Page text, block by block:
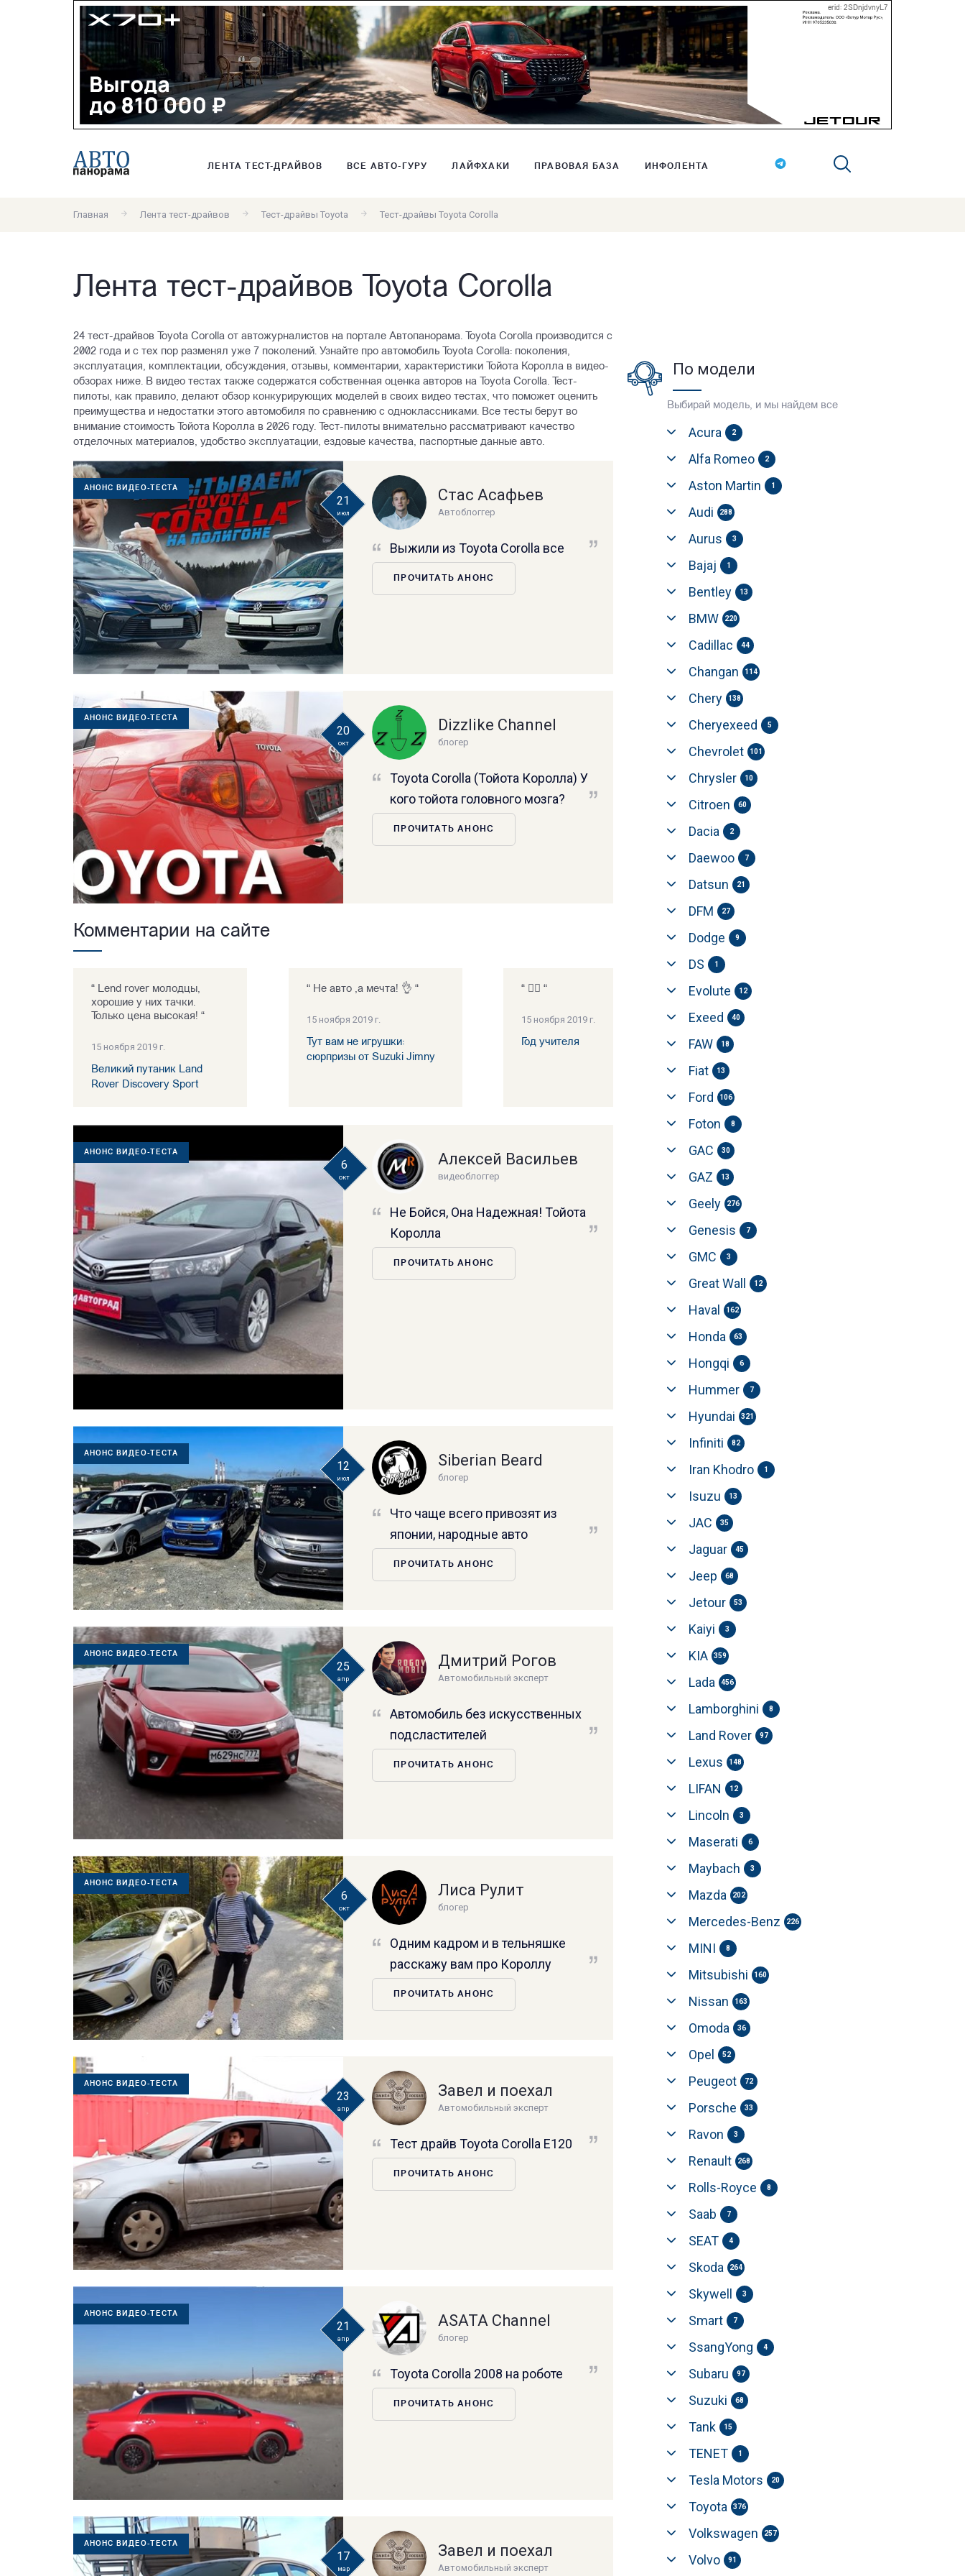
erid: 2SDnjdvnyL7
ЛЕНТА ТЕСТ-ДРАЙВОВ ВСЕ АВТО-ГУРУ ЛАЙФХАКИ ПРАВОВАЯ БАЗА ИНФОЛЕНТА
Главная Лента тест-драйвов Тест-драйвы Toyota Тест-драйвы Toyota Corolla
Лента тест-драйвов Toyota Corolla
24 тест-драйвов Toyota Corolla от автожурналистов на портале Автопанорама. Toyota Corolla производится с
2002 года и с тех пор разменял уже 7 поколений. Узнайте про автомобиль Toyota Corolla: поколения,
эксплуатация, комплектации, обсуждения, отзывы, комментарии, характеристики Тойота Королла в видео-
обзорах ниже. В видео тестах также содержатся собственная оценка авторов на Toyota Corolla. Тест-
пилоты, как правило, делают обзор конкурирующих моделей в своих видео тестах, что поможет оценить
преимущества и недостатки этого автомобиля по сравнению с одноклассниками. Все тесты берут во
внимание стоимость Тойота Королла в 2026 году. Тест-пилоты внимательно рассматривают качество
отделочных материалов, удобство эксплуатации, ездовые качества, паспортные данные авто.
АНОНС ВИДЕО-ТЕСТА
21
июл
Стас Асафьев
Автоблоггер
Выжили из Toyota Corolla все
ПРОЧИТАТЬ АНОНС
АНОНС ВИДЕО-ТЕСТА
20
окт
Dizzlike Channel
блогер
Toyota Corolla (Тойота Королла) У
кого тойота головного мозга?
ПРОЧИТАТЬ АНОНС
Комментарии на сайте
“ Lend rover молодцы,
хорошие у них тачки.
Только цена высокая! “
15 ноября 2019 г.
Великий путаник Land
Rover Discovery Sport
“ Не авто ,а мечта! 👌 “
15 ноября 2019 г.
Тут вам не игрушки:
сюрпризы от Suzuki Jimny
“ 👍🏻 “
15 ноября 2019 г.
Год учителя
АНОНС ВИДЕО-ТЕСТА
6
окт
Алексей Васильев
видеоблоггер
Не Бойся, Она Надежная! Тойота
Королла
ПРОЧИТАТЬ АНОНС
АНОНС ВИДЕО-ТЕСТА
12
июл
Siberian Beard
блогер
Что чаще всего привозят из
японии, народные авто
ПРОЧИТАТЬ АНОНС
АНОНС ВИДЕО-ТЕСТА
25
апр
Дмитрий Рогов
Автомобильный эксперт
Автомобиль без искусственных
подсластителей
ПРОЧИТАТЬ АНОНС
АНОНС ВИДЕО-ТЕСТА
6
окт
Лиса Рулит
блогер
Одним кадром и в тельняшке
расскажу вам про Короллу
ПРОЧИТАТЬ АНОНС
АНОНС ВИДЕО-ТЕСТА
23
апр
Завел и поехал
Автомобильный эксперт
Тест драйв Toyota Corolla E120
ПРОЧИТАТЬ АНОНС
АНОНС ВИДЕО-ТЕСТА
21
апр
ASATA Channel
блогер
Toyota Corolla 2008 на роботе
ПРОЧИТАТЬ АНОНС
АНОНС ВИДЕО-ТЕСТА
17
мар
Завел и поехал
Автомобильный эксперт
По модели
Выбирай модель, и мы найдем все
Acura 2
Alfa Romeo 2
Aston Martin 1
Audi 288
Aurus 3
Bajaj 1
Bentley 13
BMW 220
Cadillac 44
Changan 114
Chery 138
Cheryexeed 5
Chevrolet 101
Chrysler 10
Citroen 60
Dacia 2
Daewoo 7
Datsun 21
DFM 27
Dodge 9
DS 1
Evolute 12
Exeed 40
FAW 18
Fiat 13
Ford 106
Foton 8
GAC 30
GAZ 13
Geely 276
Genesis 7
GMC 3
Great Wall 12
Haval 162
Honda 63
Hongqi 6
Hummer 7
Hyundai 321
Infiniti 82
Iran Khodro 1
Isuzu 13
JAC 35
Jaguar 45
Jeep 68
Jetour 53
Kaiyi 3
KIA 359
Lada 456
Lamborghini 8
Land Rover 97
Lexus 148
LIFAN 12
Lincoln 3
Maserati 6
Maybach 3
Mazda 202
Mercedes-Benz 226
MINI 8
Mitsubishi 160
Nissan 163
Omoda 36
Opel 52
Peugeot 72
Porsche 33
Ravon 3
Renault 268
Rolls-Royce 8
Saab 7
SEAT 4
Skoda 264
Skywell 3
Smart 7
SsangYong 4
Subaru 97
Suzuki 68
Tank 15
TENET 1
Tesla Motors 20
Toyota 376
Volkswagen 257
Volvo 91